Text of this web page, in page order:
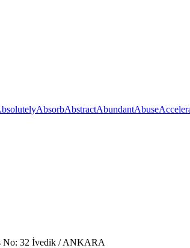
AbsorbAbstractAbundantAbuse
No: 32 İvedik / ANKARA